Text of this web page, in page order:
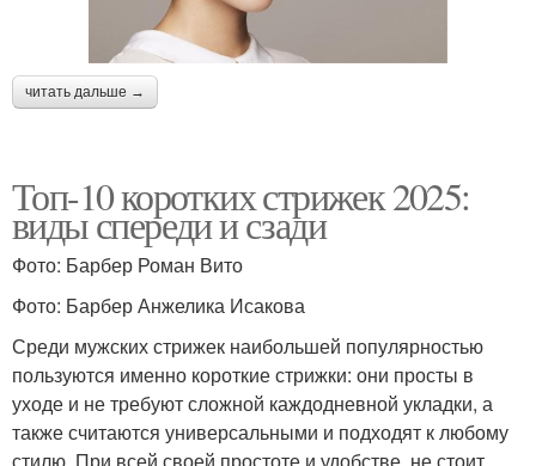
читать дальше →
Топ-10 коротких стрижек 2025:
виды спереди и сзади
Фото: Барбер Роман Вито
Фото: Барбер Анжелика Исакова
Среди мужских стрижек наибольшей популярностью
пользуются именно короткие стрижки: они просты в
уходе и не требуют сложной каждодневной укладки, а
также считаются универсальными и подходят к любому
стилю. При всей своей простоте и удобстве, не стоит